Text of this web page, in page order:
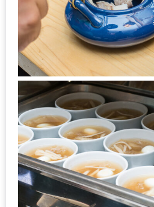
ครั้ง
ที่
พา
เพื่อน
มา
ม่วน
กั๋น
บน
INSTAGRAM
รวม